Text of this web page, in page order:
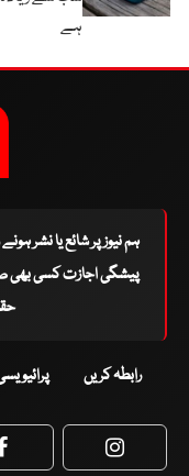
ہے
ہم نیوز پر شائع یا نشر
پیشگی اجازت کسی بھی
رابطہ کریں
Facebook